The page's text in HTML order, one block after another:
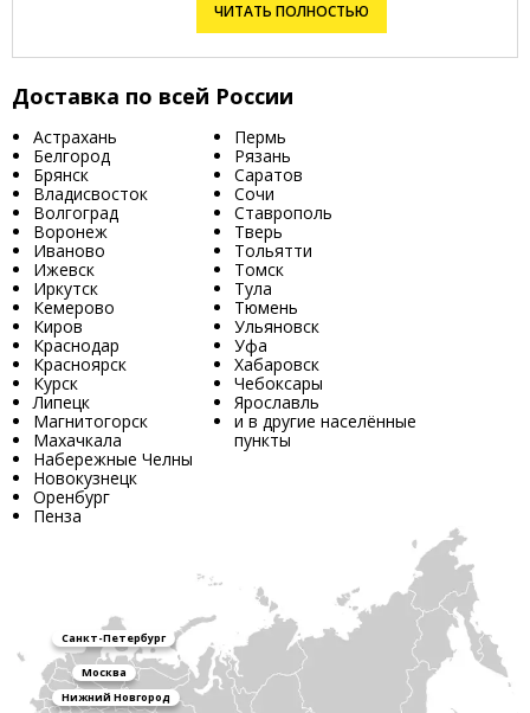
ЧИТАТЬ ПОЛНОСТЬЮ
Доставка по всей России
Астрахань
Белгород
Брянск
Владисвосток
Волгоград
Воронеж
Иваново
Ижевск
Иркутск
Кемерово
Киров
Краснодар
Красноярск
Курск
Липецк
Магнитогорск
Махачкала
Набережные Челны
Новокузнецк
Оренбург
Пенза
Пермь
Рязань
Саратов
Сочи
Ставрополь
Тверь
Тольятти
Томск
Тула
Тюмень
Ульяновск
Уфа
Хабаровск
Чебоксары
Ярославль
и в другие населённые
пункты
Санкт-Петербург
Москва
Нижний Новгород